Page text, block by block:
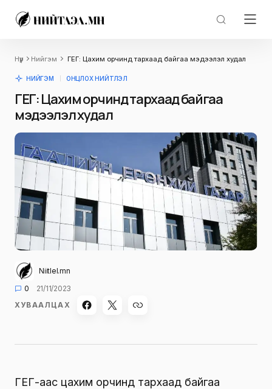
Нүүр Нийгэм ГЕГ: Цахим орчинд тархаад байгаа мэдээлэл худал
НИЙГЭМ ОНЦЛОХ НИЙТЛЭЛ
ГЕГ: Цахим орчинд тархаад байгаа
мэдээлэл худал
Niitlel.mn
0
21/11/2023
ХУВААЛЦАХ
ГЕГ-аас цахим орчинд тархаад байгаа